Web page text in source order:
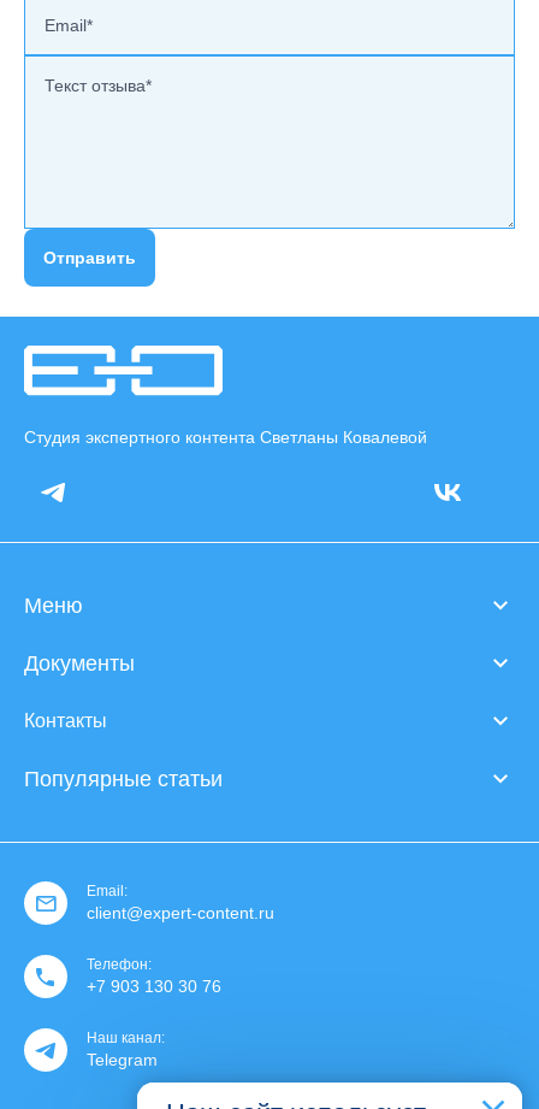
Отправить
Студия экспертного контента Светланы Ковалевой
Меню
Документы
Контакты
Популярные статьи
Email:
client@expert-content.ru
Телефон:
+7 903 130 30 76
Наш канал:
Telegram